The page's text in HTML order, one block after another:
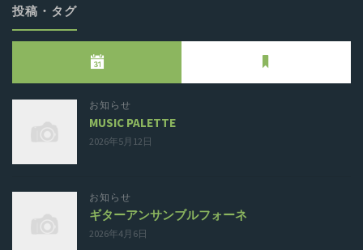
投稿・タグ
お知らせ
MUSIC PALETTE
2026年5月12日
お知らせ
ギターアンサンブルフォーネ
2026年4月6日